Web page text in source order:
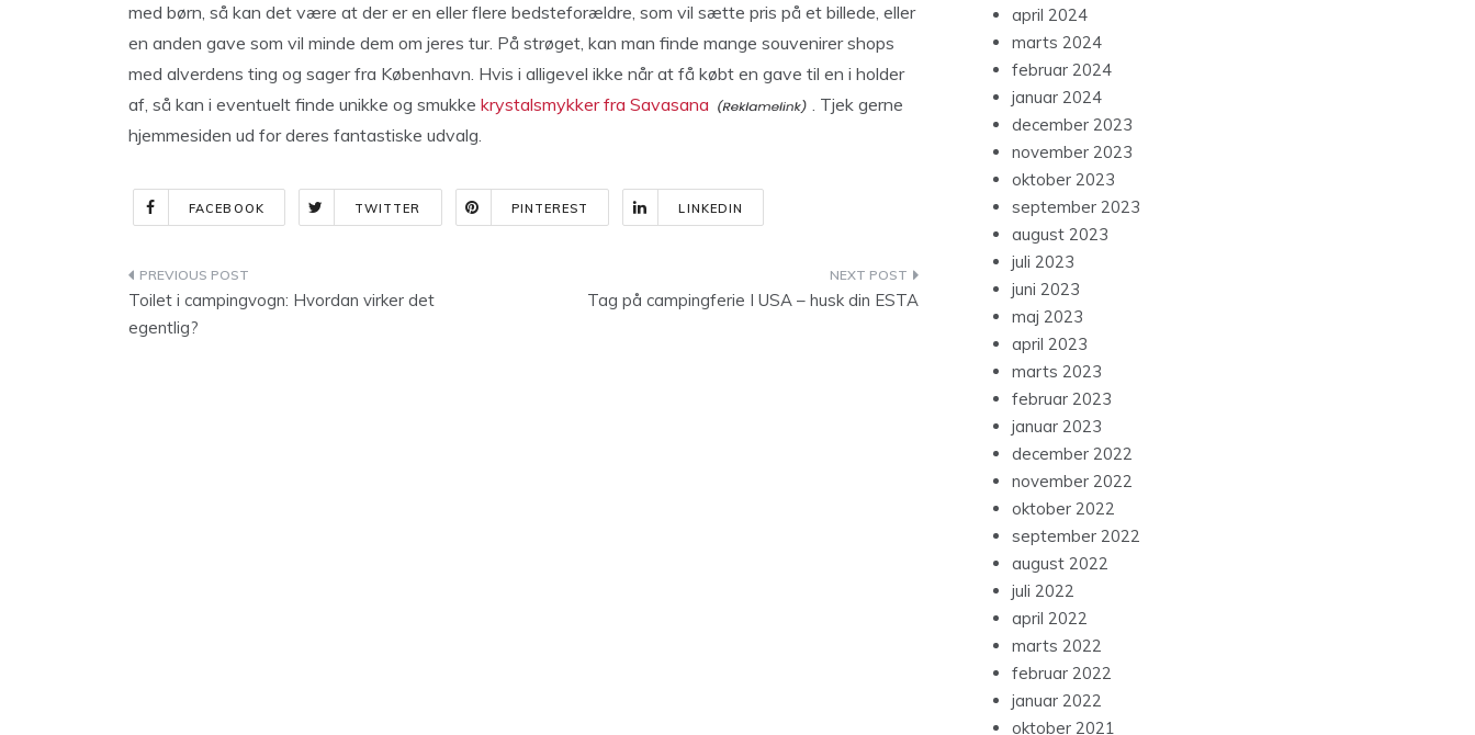
med børn, så kan det være at der er en eller flere bedsteforældre, som vil sætte pris på et billede, eller
en anden gave som vil minde dem om jeres tur. På strøget, kan man finde mange souvenirer shops
med alverdens ting og sager fra København. Hvis i alligevel ikke når at få købt en gave til en i holder
af, så kan i eventuelt finde unikke og smukke krystalsmykker fra Savasana
. Tjek gerne
hjemmesiden ud for deres fantastiske udvalg.
FACEBOOK TWITTER PINTEREST LINKEDIN
Indlægsnavigation
Toilet i campingvogn: Hvordan virker det
egentlig?
Tag på campingferie I USA – husk din ESTA
april 2024
marts 2024
februar 2024
januar 2024
december 2023
november 2023
oktober 2023
september 2023
august 2023
juli 2023
juni 2023
maj 2023
april 2023
marts 2023
februar 2023
januar 2023
december 2022
november 2022
oktober 2022
september 2022
august 2022
juli 2022
april 2022
marts 2022
februar 2022
januar 2022
oktober 2021